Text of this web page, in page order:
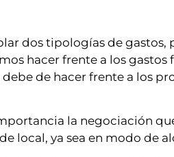
dos tipologías de gastos,
hacer frente a los gastos
de hacer frente a los
la negociación
local, ya sea en modo de